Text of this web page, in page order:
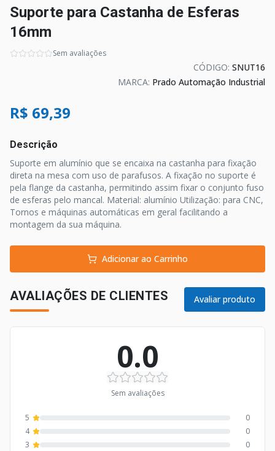
Suporte para Castanha de Esferas
16mm
Sem avaliações
CÓDIGO: SNUT16
MARCA: Prado Automação Industrial
R$ 69,39
Descrição
Suporte em alumínio que se encaixa na castanha para fixação
direta na mesa com uso de parafusos. A fixação no suporte é
pela flange da castanha, permitindo assim fixar o conjunto fuso
de esferas pelo mancal. Material: alumínio Utilização: para CNC,
Tornos e máquinas automáticas em geral facilitando a
montagem da sua máquina.
Adicionar ao Carrinho
AVALIAÇÕES DE CLIENTES Avaliar produto
0.0
Sem avaliações
5
0
4
0
3
0